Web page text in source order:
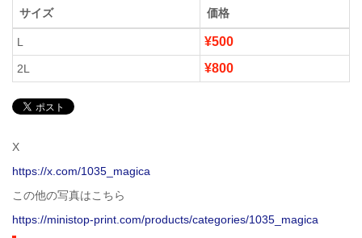
サイズ 価格
L ¥500
2L ¥800
X
https://x.com/1035_magica
この他の写真はこちら
https://ministop-print.com/products/categories/1035_magica